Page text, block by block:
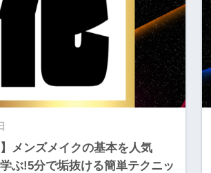
】メンズメイクの基本を人気
ぶ!5分で垢抜ける簡単テクニッ